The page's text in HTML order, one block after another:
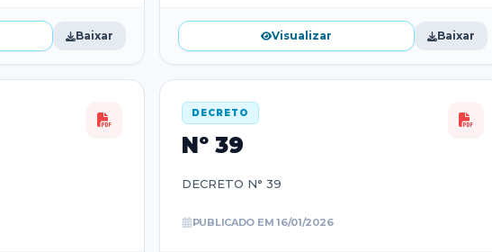
Baixar Visualizar Baixar
DECRETO
Nº 39
DECRETO N° 39
PUBLICADO EM16/01/2026